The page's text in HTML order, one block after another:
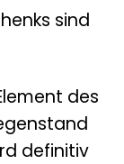
sind
des
definitiv